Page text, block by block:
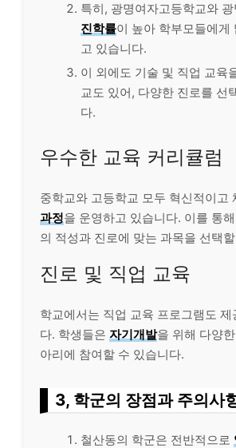
특히, 광명여자고등학교와
진학률이 높아 학부모들에게
고 있습니다.
이 외에도 기술 및 직업 교육
교도 있어, 다양한 진로를 선
다.
우수한 교육 커리큘럼
중학교와 고등학교 모두 혁신적이고
과정을 운영하고 있습니다. 이를 통
의 적성과 진로에 맞는 과목을 선택
진로 및 직업 교육
학교에서는 직업 교육 프로그램도 제
다. 학생들은 자기개발을 위해 다양
아리에 참여할 수 있습니다.
3, 학군의 장점과 주의사
철산동의 학군은 전반적으로